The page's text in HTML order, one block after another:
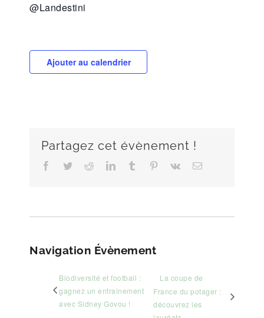
@Landestini
Ajouter au calendrier
Partagez cet évènement !
Facebook
TwitterRedditLinkedInTumblr Pinterest
Vk Email
Navigation Évènement
Biodiversité et football :
gagnez un entrainement
avec Sidney Govou !
La coupe de
France du potager :
découvrez les